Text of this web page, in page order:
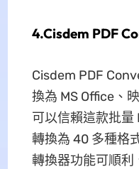
4.Cisdem PDF
Cisdem PDF
換為 MS Office、
可以信賴這款批量
轉換為 40 多種格
轉換器功能可順利